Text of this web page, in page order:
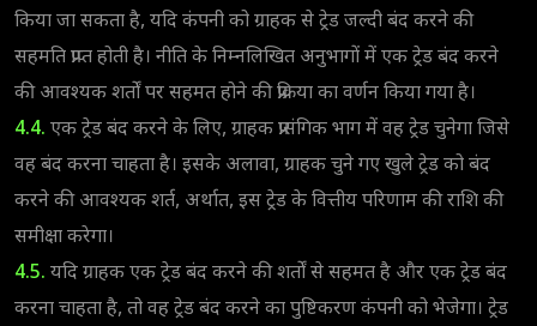
किया जा सकता है, यदि कंपनी को ग्राहक से ट्रेड जल्दी बंद करने की
सहमति प्राप्त होती है। नीति के निम्नलिखित अनुभागों में एक ट्रेड बंद करने
की आवश्यक शर्तों पर सहमत होने की प्रक्रिया का वर्णन किया गया है।
4.4. एक ट्रेड बंद करने के लिए, ग्राहक प्रासंगिक भाग में वह ट्रेड चुनेगा जिसे
वह बंद करना चाहता है। इसके अलावा, ग्राहक चुने गए खुले ट्रेड को बंद
करने की आवश्यक शर्त, अर्थात, इस ट्रेड के वित्तीय परिणाम की राशि की
समीक्षा करेगा।
4.5. यदि ग्राहक एक ट्रेड बंद करने की शर्तों से सहमत है और एक ट्रेड बंद
करना चाहता है, तो वह ट्रेड बंद करने का पुष्टिकरण कंपनी को भेजेगा। ट्रेड